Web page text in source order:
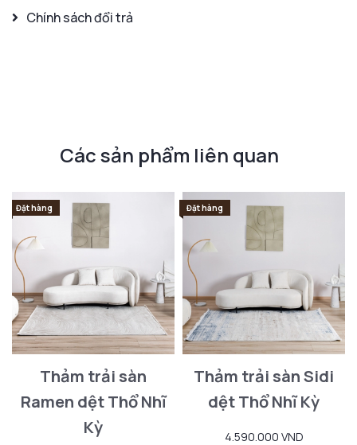
Chính sách đổi trả
Các sản phẩm liên quan
Đặt hàng
Thảm trải sàn
Ramen dệt Thổ Nhĩ
Kỳ
Đặt hàng
Thảm trải sàn Sidi
dệt Thổ Nhĩ Kỳ
4.590.000 VND